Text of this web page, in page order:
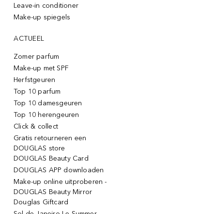
Leave-in conditioner
Make-up spiegels
ACTUEEL
Zomer parfum
Make-up met SPF
Herfstgeuren
Top 10 parfum
Top 10 damesgeuren
Top 10 herengeuren
Click & collect
Gratis retourneren een
DOUGLAS store
DOUGLAS Beauty Card
DOUGLAS APP downloaden
Make-up online uitproberen -
DOUGLAS Beauty Mirror
Douglas Giftcard